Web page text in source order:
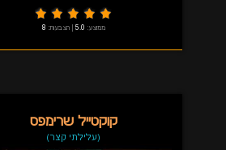
ממוצע: 5.0
|הצבעות: 8
קוקטייל שרימפס
(עלילתי קצר)